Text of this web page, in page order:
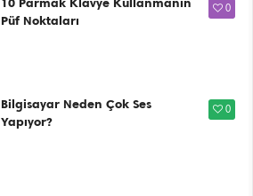
10 Parmak Klavye Kullanmanın
Püf Noktaları
0
Bilgisayar Neden Çok Ses
Yapıyor?
0